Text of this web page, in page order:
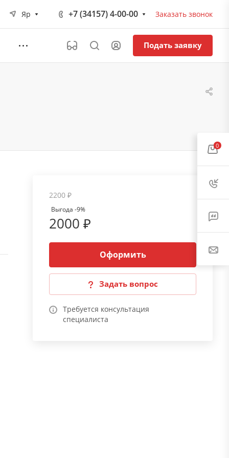
Яр +7 (34157) 4-00-00 Заказать звонок
Подать заявку
2200 ₽
Выгода -9%
2000 ₽
Оформить
Задать вопрос
Требуется консультация
специалиста
0